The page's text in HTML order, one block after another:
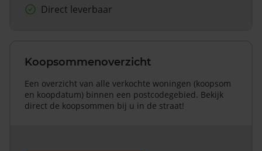
Direct leverbaar
Koopsommenoverzicht
Een overzicht van alle verkochte woningen (koopsom
en koopdatum) binnen een postcodegebied. Bekijk
direct de koopsommen bij u in de straat!